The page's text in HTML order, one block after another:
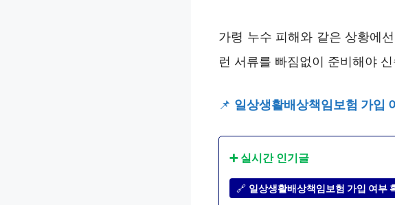
가령 누수 피해와 같은 상황에
런 서류를 빠짐없이 준비해야
📌 일상생활배상책임보험 가입
➕ 실시간 인기글
🔗 일상생활배상책임보험 가입 여부